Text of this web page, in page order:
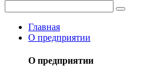
Главная
О предприятии
О предприятии